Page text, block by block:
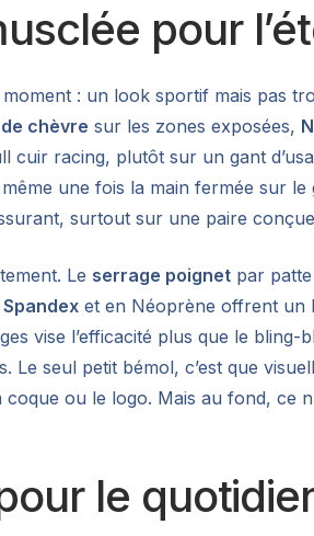
pour
: un look sportif mais pas
chèvre sur les zones exposées,
racing, plutôt sur un gant
une fois la main fermée sur
surtout sur une paire
Le serrage poignet par
Spandex et en Néoprène offrent un
vise l’efficacité plus que le
seul petit bémol, c’est que
ou le logo. Mais au fond, ce
le